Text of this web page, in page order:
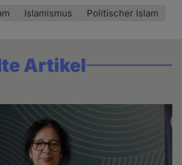
Islamismus Politischer Islam
Artikel